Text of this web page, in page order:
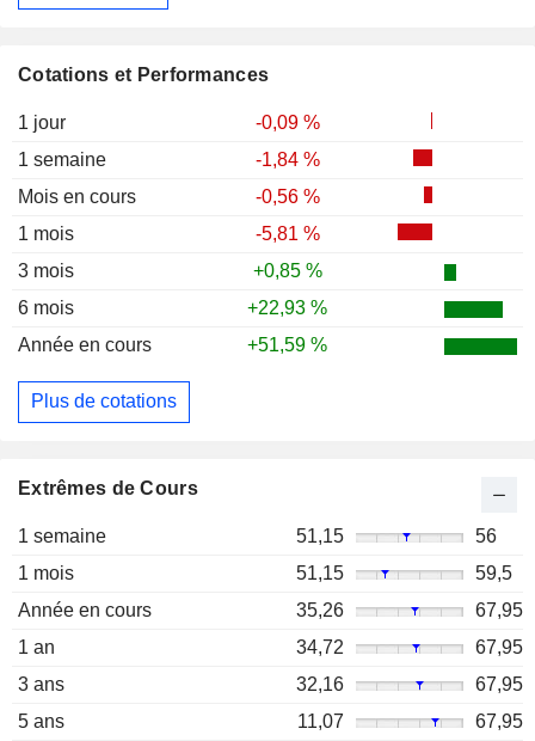
Cotations et Performances
1 jour
-0,09 %
1 semaine
-1,84 %
Mois en cours
-0,56 %
1 mois
-5,81 %
3 mois
+0,85 %
6 mois
+22,93 %
Année en cours
+51,59 %
Plus de cotations
Extrêmes de Cours
1 semaine 51,15
56
1 mois
51,15
59,5
Année en cours
35,26
67,95
1 an
34,72
67,95
3 ans
32,16
67,95
5 ans
11,07
67,95